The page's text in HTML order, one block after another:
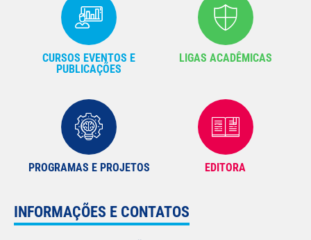
CURSOS EVENTOS E
PUBLICAÇÕES
LIGAS ACADÊMICAS
PROGRAMAS E PROJETOS EDITORA
INFORMAÇÕES E CONTATOS